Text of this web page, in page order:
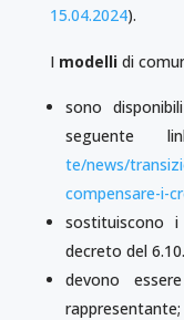
15.04.2024).
I modelli di
sono
seguente
te/news/
compensare-i-
sostituiscono
decreto del
devono
rappresentante;